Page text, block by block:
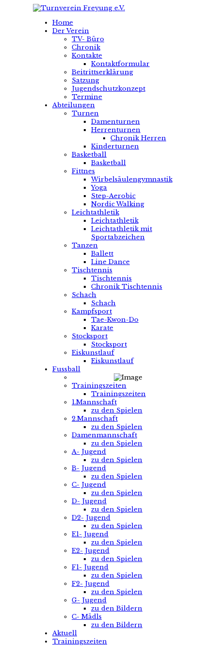
Home
Der Verein
TV- Büro
Chronik
Kontakte
Kontaktformular
Beitrittserklärung
Satzung
Jugendschutzkonzept
Termine
Abteilungen
Turnen
Damenturnen
Herrenturnen
Chronik Herren
Kinderturnen
Basketball
Basketball
Fittnes
Wirbelsäulengymnastik
Yoga
Step-Aerobic
Nordic Walking
Leichtathletik
Leichtathletik
Leichtathletik mit
Sportabzeichen
Tanzen
Ballett
Line Dance
Tischtennis
Tischtennis
Chronik Tischtennis
Schach
Schach
Kampfsport
Tae-Kwon-Do
Karate
Stocksport
Stocksport
Eiskunstlauf
Eiskunstlauf
Fussball
Trainingszeiten
Trainingszeiten
1.Mannschaft
zu den Spielen
2.Mannschaft
zu den Spielen
Damenmannschaft
zu den Spielen
A- Jugend
zu den Spielen
B- Jugend
zu den Spielen
C- Jugend
zu den Spielen
D- Jugend
zu den Spielen
D2- Jugend
zu den Spielen
E1- Jugend
zu den Spielen
E2- Jugend
zu den Spielen
F1- Jugend
zu den Spielen
F2- Jugend
zu den Spielen
G- Jugend
zu den Bildern
C- Mädls
zu den Bildern
Aktuell
Trainingszeiten